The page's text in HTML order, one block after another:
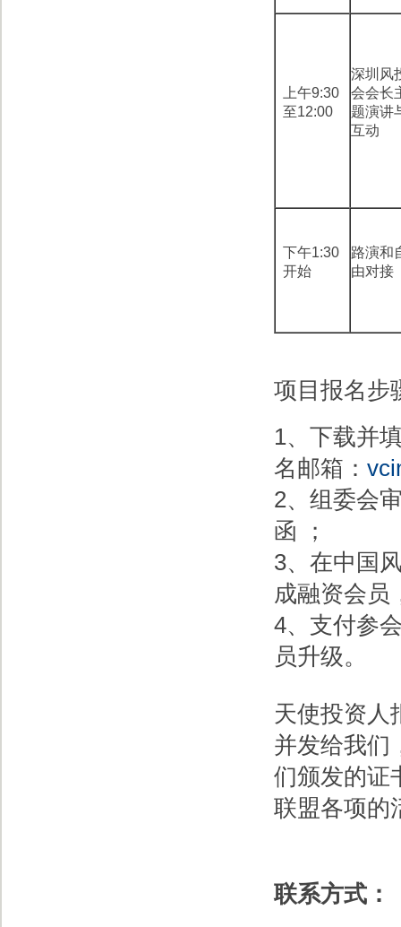
上午9:30
至12:00
深圳风
会会长
题演讲
互动
下午1:30
开始
路演和
由对接
项目报名步
1、下载并
名邮箱：
2、组委会
函 ；
3、在中国
成融资会员
4、支付参
员升级。
天使投资人
并发给我们
们颁发的证
联盟各项的
联系方式：